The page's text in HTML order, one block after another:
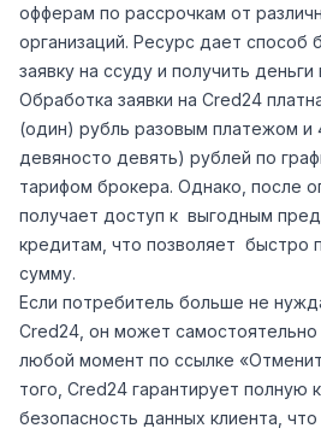
офферам по рассрочкам от
организаций. Ресурс дает способ
заявку на ссуду и получить деньги
Обработка заявки на Сred24
(один) рубль разовым платежом и
девяносто девять) рублей по
тарифом брокера. Однако, после
получает доступ к выгодным
кредитам, что позволяет быстро
сумму.
Если потребитель больше не
Сred24, он может самостоятельно
любой момент по ссылке
того, Сred24 гарантирует полную
безопасность данных клиента,